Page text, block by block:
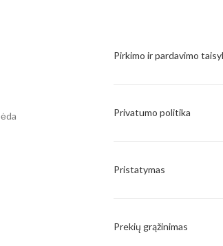
Pirkimo ir pardavimo
Privatumo politika
Pristatymas
Prekių grąžinimas